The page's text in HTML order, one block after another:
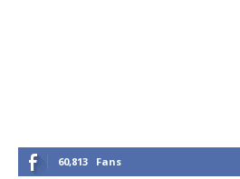
60,813 Fans